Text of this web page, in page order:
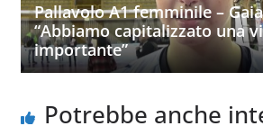
Pallavolo A1 femminile –
“Abbiamo capitalizzato una
importante”
Potrebbe anche